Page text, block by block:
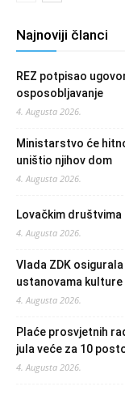
Najnoviji članci
REZ potpisao
osposobljavanje
4. Augusta 2026.
Ministarstvo će
uništio njihov dom
4. Augusta 2026.
Lovačkim
4. Augusta 2026.
Vlada ZDK
ustanovama kulture
4. Augusta 2026.
Plaće prosvjetnih
jula veće za 10
4. Augusta 2026.